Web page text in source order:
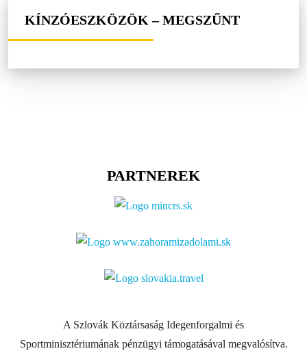
KÍNZÓESZKÖZÖK – MEGSZŰNT
PARTNEREK
A Szlovák Köztársaság Idegenforgalmi és
Sportminisztériumának pénzügyi támogatásával megvalósítva.